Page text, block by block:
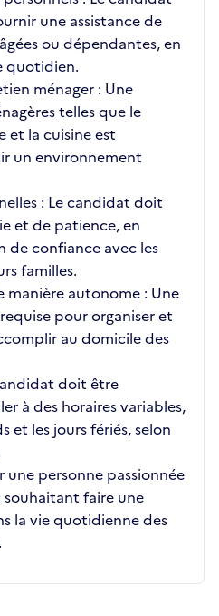
une assistance de
ou dépendantes, en
quotidien.
ménager : Une
telles que le
et la cuisine est
un environnement
: Le candidat doit
et de patience, en
de confiance avec les
familles.
autonome : Une
pour organiser et
au domicile des
doit être
à des horaires variables,
et les jours fériés, selon
personne passionnée
faire une
la vie quotidienne des